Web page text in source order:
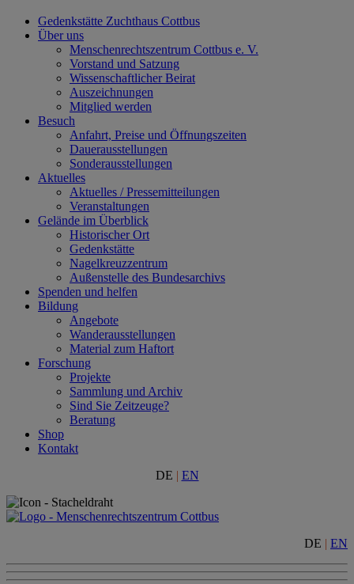
Gedenkstätte Zuchthaus Cottbus
Über uns
Menschenrechtszentrum Cottbus e. V.
Vorstand und Satzung
Wissenschaftlicher Beirat
Auszeichnungen
Mitglied werden
Besuch
Anfahrt, Preise und Öffnungszeiten
Dauerausstellungen
Sonderausstellungen
Aktuelles
Aktuelles / Pressemitteilungen
Veranstaltungen
Gelände im Überblick
Historischer Ort
Gedenkstätte
Nagelkreuzzentrum
Außenstelle des Bundesarchivs
Spenden und helfen
Bildung
Angebote
Wanderausstellungen
Material zum Haftort
Forschung
Projekte
Sammlung und Archiv
Sind Sie Zeitzeuge?
Beratung
Shop
Kontakt
DE | EN
DE | EN